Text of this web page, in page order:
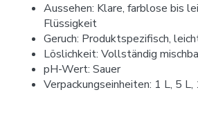
Aussehen: Klare, farblose bis
Flüssigkeit
Geruch: Produktspezifisch,
Löslichkeit: Vollständig
pH-Wert: Sauer
Verpackungseinheiten: 1 L, 5